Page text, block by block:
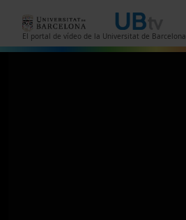
El portal de vídeo de la Universitat de Barcelona